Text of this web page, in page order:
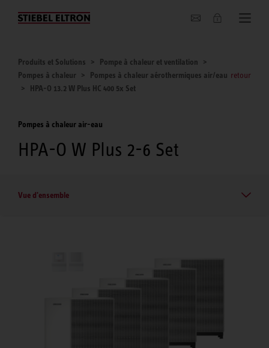
Entreprise
Produits et Solutions
Pompe à chaleur et ventilation
Pompes à chaleur
Pompes à chaleur aérothermiques air/eau
HPA-O 13.2 W Plus HC 400 5x Set
retour
Pompes à chaleur air-eau
HPA-O W Plus 2-6 Set
Vue d'ensemble